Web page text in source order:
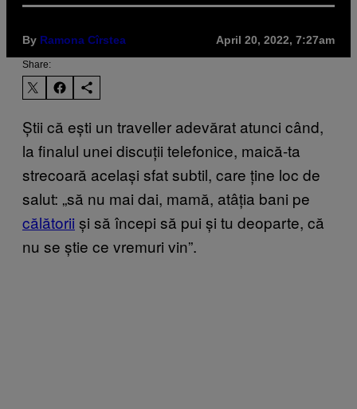
By Ramona Cîrstea April 20, 2022, 7:27am
Share:
Știi că ești un traveller adevărat atunci când,
la finalul unei discuții telefonice, maică-ta
strecoară același sfat subtil, care ține loc de
salut: „să nu mai dai, mamă, atâția bani pe
călătorii și să începi să pui și tu deoparte, că
nu se știe ce vremuri vin”.